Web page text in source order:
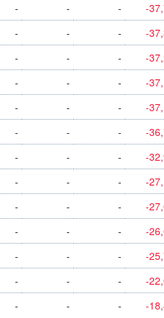
- - - -
- - - -
- - - -
- - - -
- - - -
- - - -
- - - -
- - - -
- - - -
- - - -
- - - -
- - - -
- - - -